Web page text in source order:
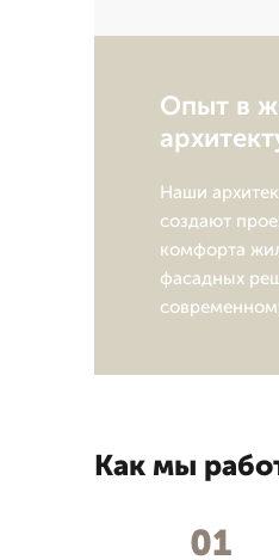
Опыт в
Наши
создают
комфорта
фасадных
Как мы
01